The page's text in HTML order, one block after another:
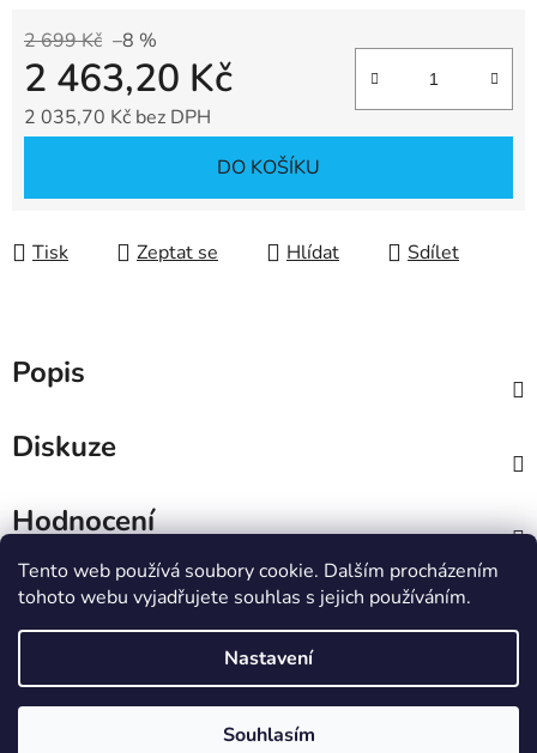
Tento web používá soubory cookie. Dalším procházením
tohoto webu vyjadřujete souhlas s jejich používáním.
Nastavení
Souhlasím
2 699 Kč –8 %
2 463,20 Kč
2 035,70 Kč bez DPH
DO KOŠÍKU
Tisk Zeptat se Hlídat Sdílet
Popis
Diskuze
Hodnocení
IT e-shop
Vytvořil Shoptet
PCL Štětí s.r.o.